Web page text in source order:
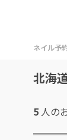
ネイル予
北海
5 人の